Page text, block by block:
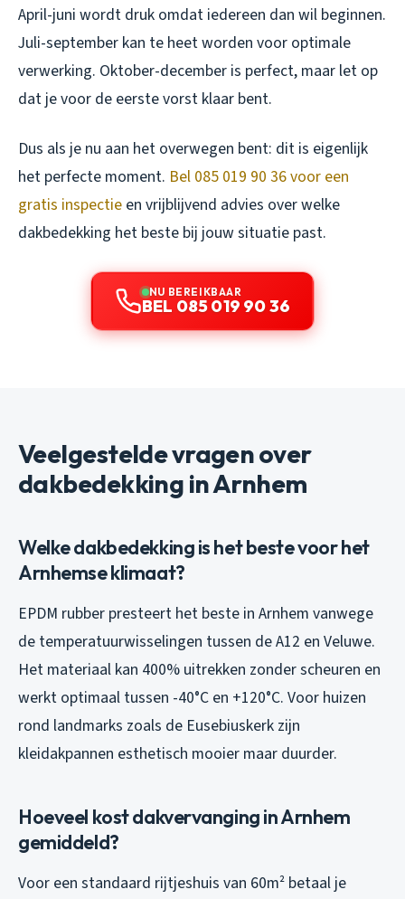
April-juni wordt druk omdat iedereen dan wil beginnen.
Juli-september kan te heet worden voor optimale
verwerking. Oktober-december is perfect, maar let op
dat je voor de eerste vorst klaar bent.
Dus als je nu aan het overwegen bent: dit is eigenlijk
het perfecte moment. Bel 085 019 90 36 voor een
gratis inspectie en vrijblijvend advies over welke
dakbedekking het beste bij jouw situatie past.
NU BEREIKBAAR
BEL 085 019 90 36
Veelgestelde vragen over
dakbedekking in Arnhem
Welke dakbedekking is het beste voor het
Arnhemse klimaat?
EPDM rubber presteert het beste in Arnhem vanwege
de temperatuurwisselingen tussen de A12 en Veluwe.
Het materiaal kan 400% uitrekken zonder scheuren en
werkt optimaal tussen -40°C en +120°C. Voor huizen
rond landmarks zoals de Eusebiuskerk zijn
kleidakpannen esthetisch mooier maar duurder.
Hoeveel kost dakvervanging in Arnhem
gemiddeld?
Voor een standaard rijtjeshuis van 60m² betaal je